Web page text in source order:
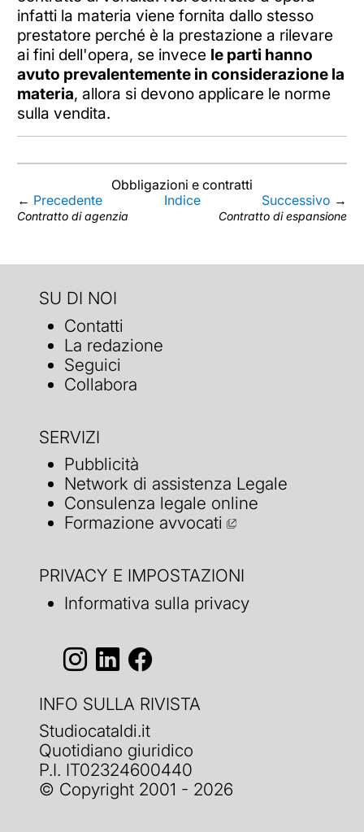
infatti la materia viene fornita dallo stesso
prestatore perché è la prestazione a rilevare
ai fini dell'opera, se invece le parti hanno
avuto prevalentemente in considerazione la
materia, allora si devono applicare le norme
sulla vendita.
Obbligazioni e contratti
← Precedente
Contratto di agenzia
Indice Successivo →
Contratto di espansione
SU DI NOI
Contatti
La redazione
Seguici
Collabora
SERVIZI
Pubblicità
Network di assistenza Legale
Consulenza legale online
Formazione avvocati
PRIVACY E IMPOSTAZIONI
Informativa sulla privacy
INFO SULLA RIVISTA
Studiocataldi.it
Quotidiano giuridico
P.I. IT02324600440
© Copyright 2001 - 2026